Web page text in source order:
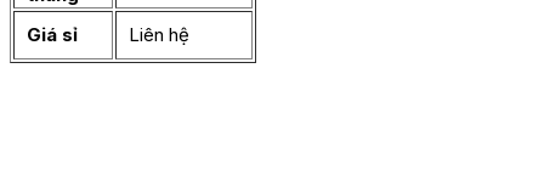
Giá sỉ Liên hệ